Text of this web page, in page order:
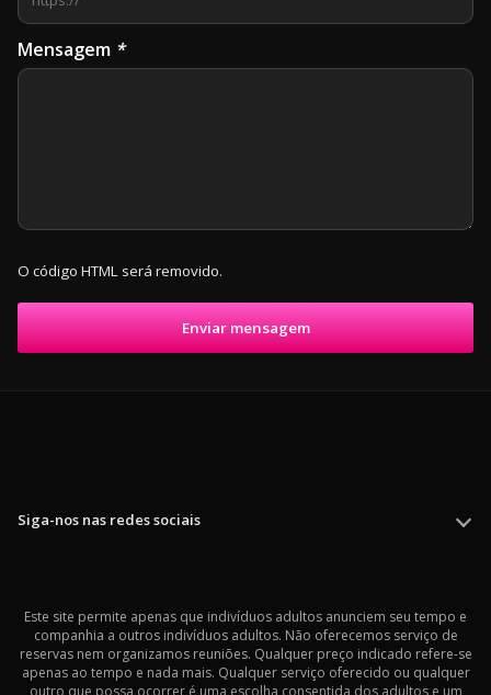
Mensagem *
O código HTML será removido.
Enviar mensagem
Siga-nos nas redes sociais
Este site permite apenas que indivíduos adultos anunciem seu tempo e
companhia a outros indivíduos adultos. Não oferecemos serviço de
reservas nem organizamos reuniões. Qualquer preço indicado refere-se
apenas ao tempo e nada mais. Qualquer serviço oferecido ou qualquer
outro que possa ocorrer é uma escolha consentida dos adultos e um